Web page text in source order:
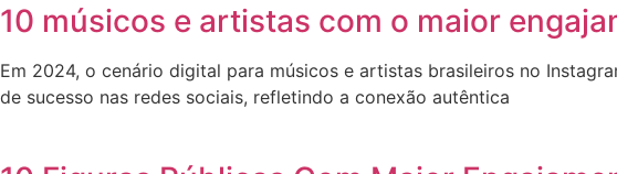
10 músicos e artistas com o maior
Em 2024, o cenário digital para músicos e artistas brasileiros no
de sucesso nas redes sociais, refletindo a conexão autêntica